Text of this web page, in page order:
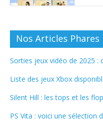
Nos Articles Phares
Sorties jeux vidéo de 2025 :
Liste des jeux Xbox
Silent Hill : les tops et les
PS Vita : voici une sélection